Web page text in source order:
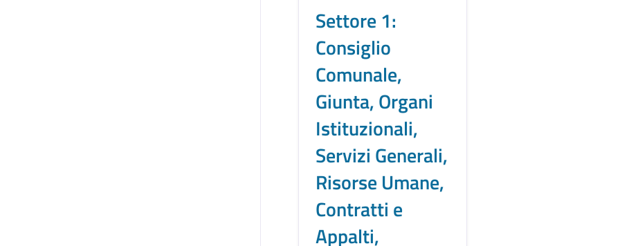
Settore 1:
Consiglio
Comunale,
Giunta, Organi
Istituzionali,
Servizi Generali,
Risorse Umane,
Contratti e
Appalti,